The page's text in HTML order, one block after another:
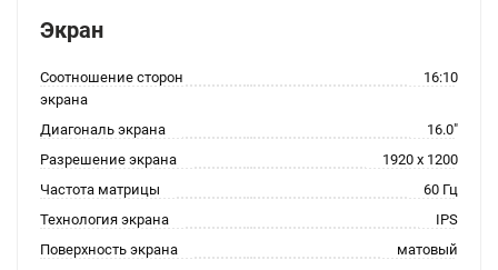
Экран
Соотношение сторон
экрана
16:10
Диагональ экрана
16.0"
Разрешение экрана
1920 x 1200
Частота матрицы
60 Гц
Технология экрана
IPS
Поверхность экрана
матовый